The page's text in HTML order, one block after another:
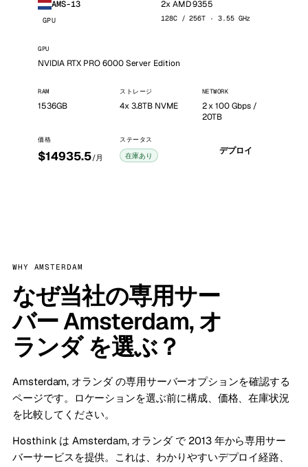
AMS-13
GPU
2x AMD 9355
128C / 256T · 3.55 GHz
GPU
NVIDIA RTX PRO 6000 Server Edition
RAM
1536GB
ストレージ
4x 3.8TB NVME
NETWORK
2 x 100 Gbps /
20TB
価格
$14935.5/月
ステータス
在庫あり デプロイ
WHY AMSTERDAM
なぜ当社の専用サー
バー Amsterdam, オ
ランダ を選ぶ？
Amsterdam, オランダ の専用サーバーオプションを確認する
ページです。ロケーションを選ぶ前に構成、価格、在庫状況
を比較してください。
Hosthink は Amsterdam, オランダ で 2013 年から専用サー
バーサービスを提供。これは、わかりやすいデプロイ経路、